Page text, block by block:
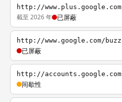
http://www.plus.google.com
截至 2026 年 已屏蔽
http://www.google.com/buzz
已屏蔽
http://accounts.google.com
间歇性